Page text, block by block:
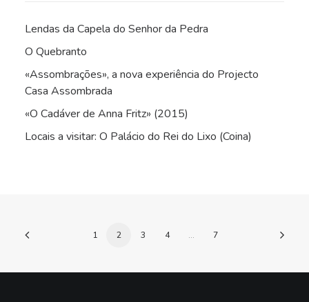
Lendas da Capela do Senhor da Pedra
O Quebranto
«Assombrações», a nova experiência do Projecto
Casa Assombrada
«O Cadáver de Anna Fritz» (2015)
Locais a visitar: O Palácio do Rei do Lixo (Coina)
1 2 3 4 … 7